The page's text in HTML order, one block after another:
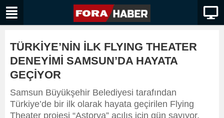
TÜRKİYE’NİN İLK FLYING THEATER
DENEYİMİ SAMSUN’DA HAYATA
GEÇİYOR
Samsun Büyükşehir Belediyesi tarafından
Türkiye’de bir ilk olarak hayata geçirilen Flying
Theater projesi “Astorya” açılış için gün sayıyor.